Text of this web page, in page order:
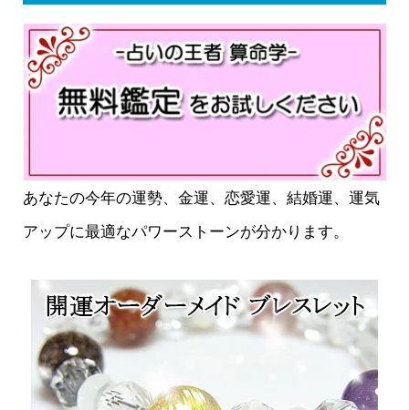
あなたの今年の運勢、金運、恋愛運、結婚運、運気
アップに最適なパワーストーンが分かります。